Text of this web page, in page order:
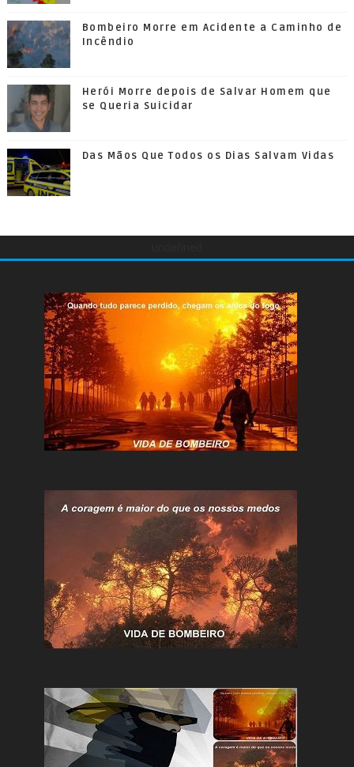
Bombeiro Morre em Acidente a Caminho de
Incêndio
Herói Morre depois de Salvar Homem que
se Queria Suicidar
Das Mãos Que Todos os Dias Salvam Vidas